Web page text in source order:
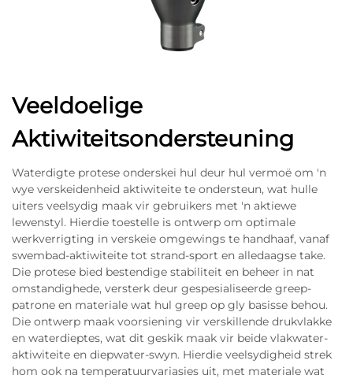
Veeldoelige
Aktiwiteitsondersteuning
Waterdigte protese onderskei hul deur hul vermoë om 'n
wye verskeidenheid aktiwiteite te ondersteun, wat hulle
uiters veelsydig maak vir gebruikers met 'n aktiewe
lewenstyl. Hierdie toestelle is ontwerp om optimale
werkverrigting in verskeie omgewings te handhaaf, vanaf
swembad-aktiwiteite tot strand-sport en alledaagse take.
Die protese bied bestendige stabiliteit en beheer in nat
omstandighede, versterk deur gespesialiseerde greep-
patrone en materiale wat hul greep op gly basisse behou.
Die ontwerp maak voorsiening vir verskillende drukvlakke
en waterdieptes, wat dit geskik maak vir beide vlakwater-
aktiwiteite en diepwater-swyn. Hierdie veelsydigheid strek
hom ook na temperatuurvariasies uit, met materiale wat